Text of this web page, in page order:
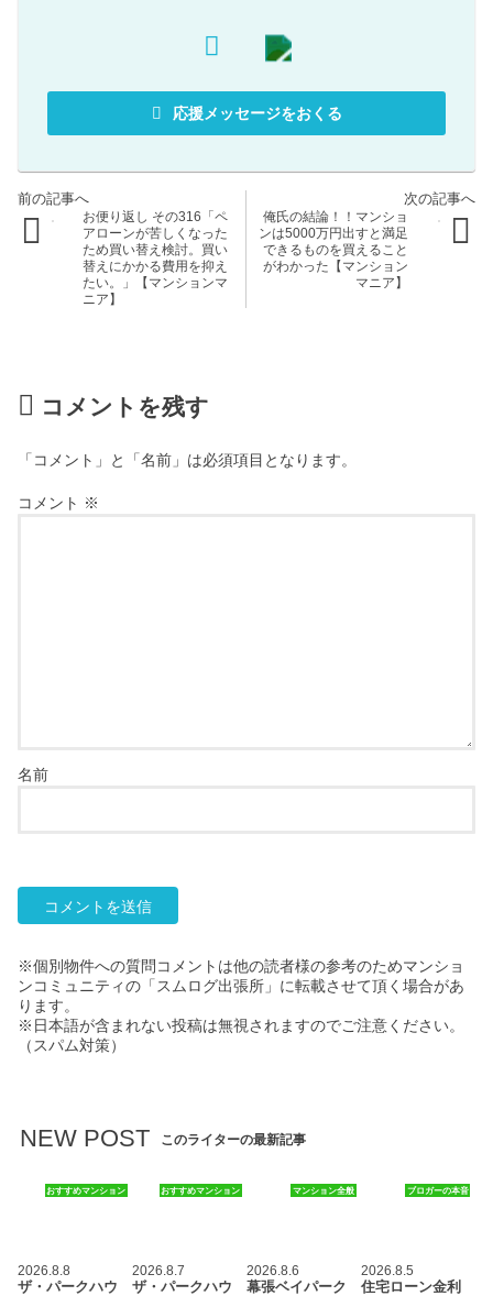
応援メッセージをおくる
お便り返し その316「ペ
アローンが苦しくなった
ため買い替え検討。買い
替えにかかる費用を抑え
たい。」【マンションマ
ニア】
俺氏の結論！！マンショ
ンは5000万円出すと満足
できるものを買えること
がわかった【マンション
マニア】
コメントを残す
「コメント」と「名前」は必須項目となります。
コメント ※
名前
※個別物件への質問コメントは他の読者様の参考のためマンショ
ンコミュニティの「スムログ出張所」に転載させて頂く場合があ
ります。
※日本語が含まれない投稿は無視されますのでご注意ください。
（スパム対策）
NEW POST このライターの最新記事
おすすめマンション
2026.8.8
ザ・パークハウ
おすすめマンション
2026.8.7
ザ・パークハウ
マンション全般
2026.8.6
幕張ベイパーク
ブロガーの本音
2026.8.5
住宅ローン金利